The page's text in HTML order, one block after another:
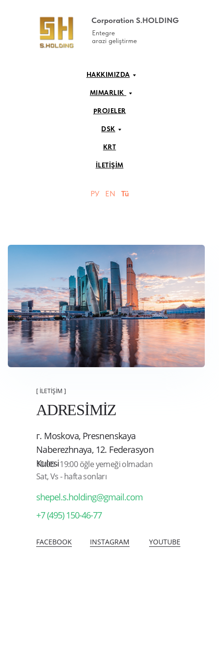
Corporation S.HOLDING
DSK
PROJELER
MIMARLIK
Entegre
arazi geliştirme
KRT
HAKKIMIZDA
İLETİŞİM
РУ EN Tü
г. Moskova, Presnenskaya
Naberezhnaya, 12. Federasyon
Kulesi
[ İLETİŞİM ]
ADRESİMİZ
shepel.s.holding@gmail.com
+7 (495) 150-46-77
FACEBOOK INSTAGRAM
10:00 - 19:00 öğle yemeği olmadan
Sat, Vs - hafta sonları
YOUTUBE